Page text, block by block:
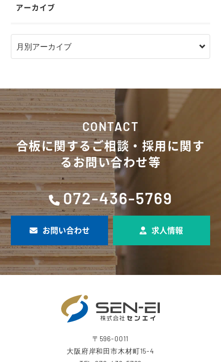
アーカイブ
CONTACT
合板に関するご相談・採用に関す
るお問い合わせ等
072-436-5769
お問い合わせ 求人情報
〒596-0011
大阪府岸和田市木材町15-4